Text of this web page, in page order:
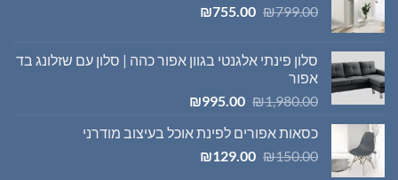
₪799.00
המחיר
₪799.00.
₪755.00
המחיר
₪755.00.
סלון פינתי אלגנטי בגוון אפור כהה | סלון עם שזלונג בד
אפור
₪1,980.00
המחיר
היה:
₪1,980.00.
₪995.00
המחיר
הוא:
כסאות אפורים לפינת אוכל בעיצוב מודרני
₪150.00
המחיר ₪129.00
המחיר